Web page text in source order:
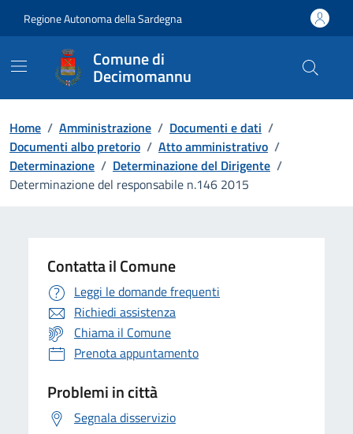
Regione Autonoma della Sardegna
Comune di
Decimomannu
Home / Amministrazione / Documenti e dati /
Documenti albo pretorio / Atto amministrativo /
Determinazione / Determinazione del Dirigente /
Determinazione del responsabile n.146 2015
Contatta il Comune
Leggi le domande frequenti
Richiedi assistenza
Chiama il Comune
Prenota appuntamento
Problemi in città
Segnala disservizio